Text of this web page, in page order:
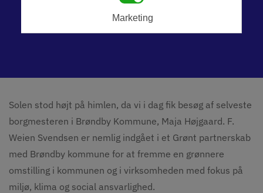
Solen stod højt på himlen, da vi i dag fik besøg af selveste
borgmesteren i Brøndby Kommune, Maja Højgaard. F.
Weien Svendsen er nemlig indgået i et Grønt partnerskab
med Brøndby kommune for at fremme en grønnere
omstilling i kommunen og i virksomheden med fokus på
miljø, klima og social ansvarlighed.